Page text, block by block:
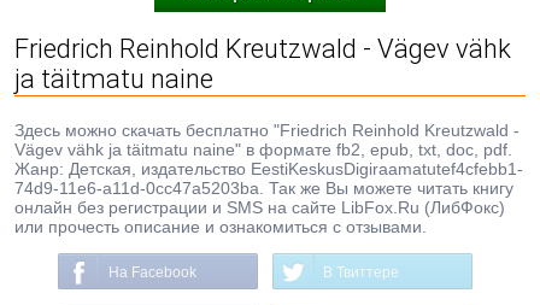
Friedrich Reinhold Kreutzwald - Vägev vähk
ja täitmatu naine
Здесь можно скачать бесплатно "Friedrich Reinhold Kreutzwald -
Vägev vähk ja täitmatu naine" в формате fb2, epub, txt, doc, pdf.
Жанр: Детская, издательство EestiKeskusDigiraamatutef4cfebb1-
74d9-11e6-a11d-0cc47a5203ba. Так же Вы можете читать книгу
онлайн без регистрации и SMS на сайте LibFox.Ru (ЛибФокс)
или прочесть описание и ознакомиться с отзывами.
На Facebook В Твиттере